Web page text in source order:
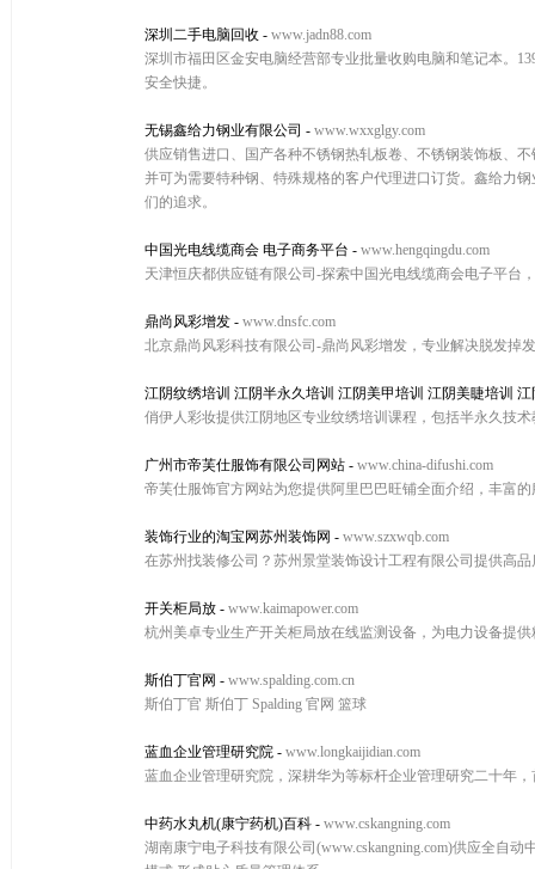
深圳二手电脑回收 - www.jadn88.com
深圳市福田区金安电脑经营部专业批量收购电脑和笔记本。
安全快捷。
无锡鑫给力钢业有限公司 - www.wxxglgy.com
供应销售进口、国产各种不锈钢热轧板卷、不锈钢装饰板、
并可为需要特种钢、特殊规格的客户代理进口订货。鑫给力
们的追求。
中国光电线缆商会 电子商务平台 - www.hengqingdu.com
天津恒庆都供应链有限公司-探索中国光电线缆商会电子平台
鼎尚风彩增发 - www.dnsfc.com
北京鼎尚风彩科技有限公司-鼎尚风彩增发，专业解决脱发掉
江阴纹绣培训 江阴半永久培训 江阴美甲培训 江阴美睫培训
俏伊人彩妆提供江阴地区专业纹绣培训课程，包括半永久技
广州市帝芙仕服饰有限公司网站 - www.china-difushi.com
帝芙仕服饰官方网站为您提供阿里巴巴旺铺全面介绍，丰富
装饰行业的淘宝网苏州装饰网 - www.szxwqb.com
在苏州找装修公司？苏州景堂装饰设计工程有限公司提供高
开关柜局放 - www.kaimapower.com
杭州美卓专业生产开关柜局放在线监测设备，为电力设备提
斯伯丁官网 - www.spalding.com.cn
斯伯丁官 斯伯丁 Spalding 官网 篮球
蓝血企业管理研究院 - www.longkaijidian.com
蓝血企业管理研究院，深耕华为等标杆企业管理研究二十年
中药水丸机(康宁药机)百科 - www.cskangning.com
湖南康宁电子科技有限公司(www.cskangning.com)供应全自